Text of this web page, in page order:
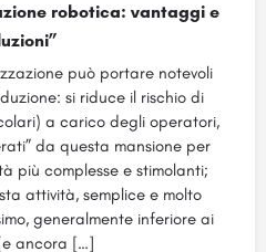
robotica: vantaggi e
può portare notevoli
si riduce il rischio di
a carico degli operatori,
da questa mansione per
più complesse e stimolanti;
attività, semplice e molto
generalmente inferiore ai
ancora […]